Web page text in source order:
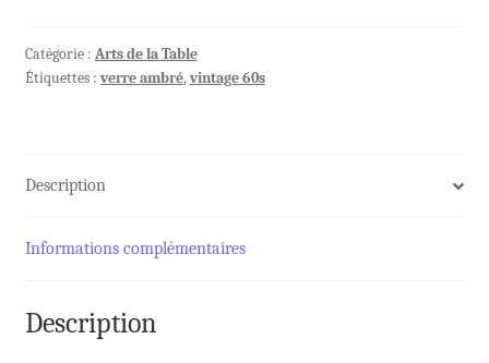
à
pied
joli
Catégorie : Arts de la Table
Étiquettes : verre ambré,vintage 60s
Description
Informations complémentaires
Description